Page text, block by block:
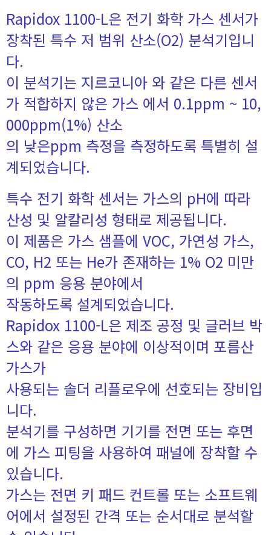
Rapidox 1100-L은 전기 화학 가스 센서가
장착된 특수 저 범위 산소(O2) 분석기입니
다.
이 분석기는 지르코니아 와 같은 다른 센서
가 적합하지 않은 가스 에서 0.1ppm ~ 10,
000ppm(1%) 산소
의 낮은ppm 측정을 측정하도록 특별히 설
계되었습니다.
특수 전기 화학 센서는 가스의 pH에 따라
산성 및 알칼리성 형태로 제공됩니다.
이 제품은 가스 샘플에 VOC, 가연성 가스,
CO, H2 또는 He가 존재하는 1% O2 미만
의 ppm 응용 분야에서
작동하도록 설계되었습니다.
Rapidox 1100-L은 제조 공정 및 글러브 박
스와 같은 응용 분야에 이상적이며 포름산
가스가
사용되는 솔더 리플로우에 선호되는 장비입
니다.
분석기를 구성하면 기기를 전면 또는 후면
에 가스 피팅을 사용하여 패널에 장착할 수
있습니다.
가스는 전면 키 패드 컨트롤 또는 소프트웨
어에서 설정된 간격 또는 순서대로 분석할